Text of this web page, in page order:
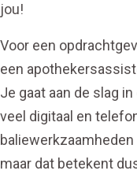
jou!
​​​​​​​Voor een
een
Je gaat aan de slag
veel digitaal en
maar dat betekent